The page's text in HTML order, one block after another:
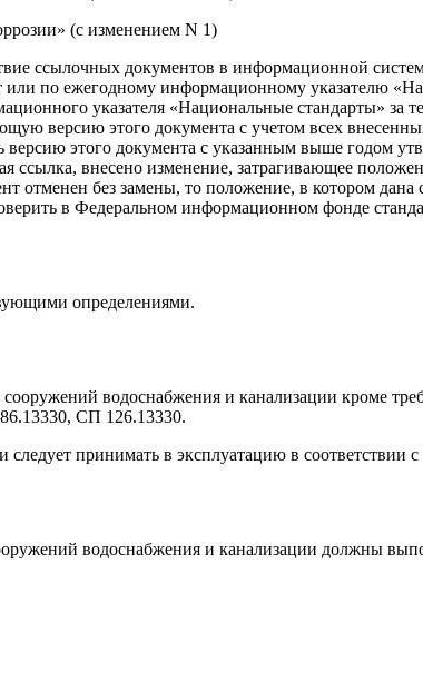
(с изменением N 1)
ссылочных документов в информационной
или по ежегодному информационному указателю
указателя «Национальные стандарты» за
версию этого документа с учетом всех
этого документа с указанным выше годом
внесено изменение, затрагивающее
без замены, то положение, в котором дана
в Федеральном информационном фонде
определениями.
водоснабжения и канализации кроме
СП 126.13330.
принимать в эксплуатацию в соответствии
водоснабжения и канализации должны